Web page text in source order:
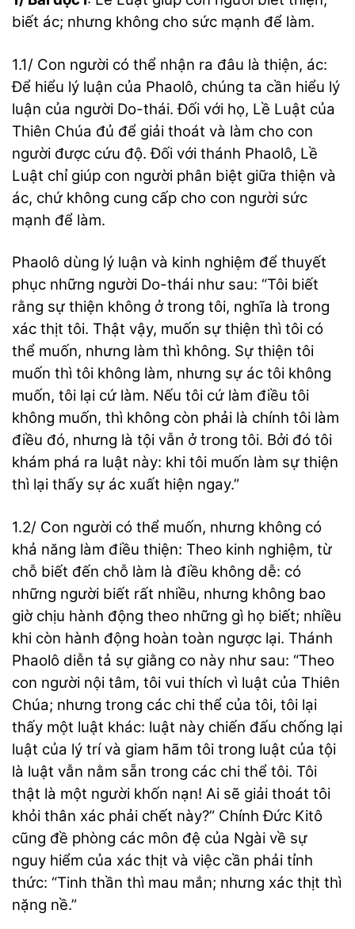
biết ác; nhưng không cho sức mạnh để làm.
1.1/ Con người có thể nhận ra đâu là thiện, ác:
Để hiểu lý luận của Phaolô, chúng ta cần hiểu lý
luận của người Do-thái. Đối với họ, Lề Luật của
Thiên Chúa đủ để giải thoát và làm cho con
người được cứu độ. Đối với thánh Phaolô, Lề
Luật chỉ giúp con người phân biệt giữa thiện và
ác, chứ không cung cấp cho con người sức
mạnh để làm.
Phaolô dùng lý luận và kinh nghiệm để thuyết
phục những người Do-thái như sau: “Tôi biết
rằng sự thiện không ở trong tôi, nghĩa là trong
xác thịt tôi. Thật vậy, muốn sự thiện thì tôi có
thể muốn, nhưng làm thì không. Sự thiện tôi
muốn thì tôi không làm, nhưng sự ác tôi không
muốn, tôi lại cứ làm. Nếu tôi cứ làm điều tôi
không muốn, thì không còn phải là chính tôi làm
điều đó, nhưng là tội vẫn ở trong tôi. Bởi đó tôi
khám phá ra luật này: khi tôi muốn làm sự thiện
thì lại thấy sự ác xuất hiện ngay.”
1.2/ Con người có thể muốn, nhưng không có
khả năng làm điều thiện: Theo kinh nghiệm, từ
chỗ biết đến chỗ làm là điều không dễ: có
những người biết rất nhiều, nhưng không bao
giờ chịu hành động theo những gì họ biết; nhiều
khi còn hành động hoàn toàn ngược lại. Thánh
Phaolô diễn tả sự giằng co này như sau: “Theo
con người nội tâm, tôi vui thích vì luật của Thiên
Chúa; nhưng trong các chi thể của tôi, tôi lại
thấy một luật khác: luật này chiến đấu chống lại
luật của lý trí và giam hãm tôi trong luật của tội
là luật vẫn nằm sẵn trong các chi thể tôi. Tôi
thật là một người khốn nạn! Ai sẽ giải thoát tôi
khỏi thân xác phải chết này?” Chính Đức Kitô
cũng đề phòng các môn đệ của Ngài về sự
nguy hiểm của xác thịt và việc cần phải tỉnh
thức: “Tinh thần thì mau mắn; nhưng xác thịt thì
nặng nề.”